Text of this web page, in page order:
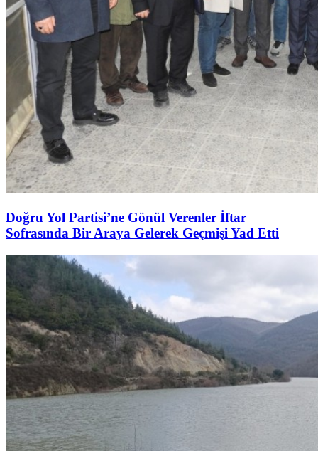
Doğru Yol Partisi’ne Gönül Verenler İftar
Sofrasında Bir Araya Gelerek Geçmişi Yad Etti